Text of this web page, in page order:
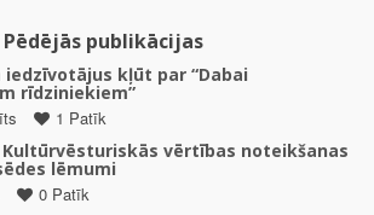
Pēdējās publikācijas
iedzīvotājus kļūt par “Dabai
rīdziniekiem”
1 Patīk
Kultūrvēsturiskās vērtības noteikšanas
lēmumi
0 Patīk